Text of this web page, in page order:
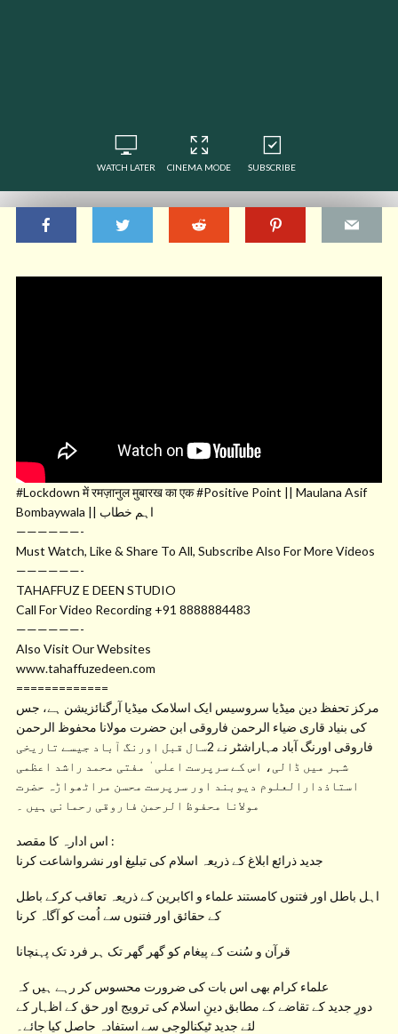
WATCH LATER CINEMA MODE SUBSCRIBE
#Lockdown में रमज़ानुल मुबारख का एक #Positive Point || Maulana Asif
Bombaywala || اہم خطاب
——————-
Must Watch, Like & Share To All, Subscribe Also For More Videos
——————-
TAHAFFUZ E DEEN STUDIO
Call For Video Recording +91 8888884483
——————-
Also Visit Our Websites
www.tahaffuzedeen.com
=============
مرکز تحفظ دین میڈیا سروسیس ایک اسلامک میڈیا آرگنائزیشن ہے، جس
کی بنیاد قاری ضیاء الرحمن فاروقی ابن حضرت مولانا محفوظ الرحمن
فاروقی اورنگ آباد مہاراشٹر نے 2سال قبل اورنگ آباد جیسے تاریخی
شہر میں ڈالی، اس کے سرپرست اعلی ٰ مفتی محمد راشد اعظمی
استاذدارالعلوم دیوبند اور سرپرست محسن مراٹھواڑہ حضرت
مولانا محفوظ الرحمن فاروقی رحمانی ہیں ۔
اس ادارہ کا مقصد :
جدید ذرائع ابلاغ کے ذریعہ اسلام کی تبلیغ اور نشرواشاعت کرنا
اہل باطل اور فتنوں کامستند علماء و اکابرین کے ذریعہ تعاقب کرکے باطل
کے حقائق اور فتنوں سے اُمت کو آگاہ کرنا
قرآن و سُنت کے پیغام کو گھر گھر تک ہر فرد تک پہنچانا
علماء کرام بھی اس بات کی ضرورت محسوس کر رہے ہیں کہ
دورِ جدید کے تقاضے کے مطابق دینِ اسلام کی ترویج اور حق کے اظہار کے
لئے جدید ٹیکنالوجی سے استفادہ حاصل کیا جائے۔